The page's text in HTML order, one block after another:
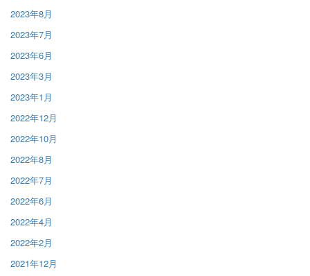
2023年8月
2023年7月
2023年6月
2023年3月
2023年1月
2022年12月
2022年10月
2022年8月
2022年7月
2022年6月
2022年4月
2022年2月
2021年12月